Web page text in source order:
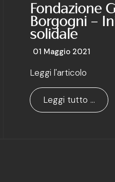
Fondazione
Borgogni –
solidale
01 Maggio 2021
Leggi l'articolo
Leggi tutto …